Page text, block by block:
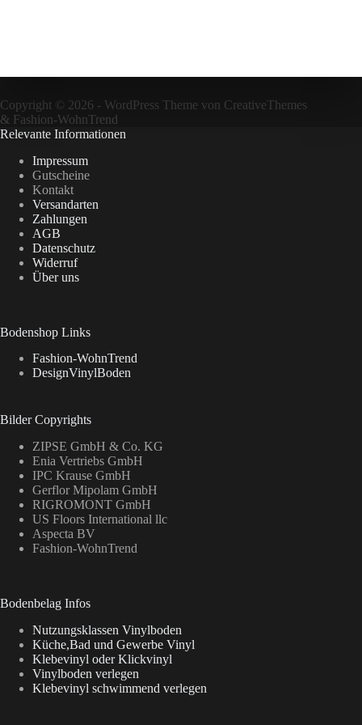
Copyright © 2026 - WordPress Theme von CreativeThemes
& Fashion-WohnTrend
Relevante Informationen
Impressum
Gutscheine
Kontakt
Versandarten
Zahlungen
AGB
Datenschutz
Widerruf
Über uns
Bodenshop Links
Fashion-WohnTrend
DesignVinylBoden
Bilder Copyrights
ZIPSE GmbH & Co. KG
Enia Vertriebs GmbH
IPC Krause GmbH
Gerflor Mipolam GmbH
RIGROMONT GmbH
US Floors International llc
Aspecta BV
Fashion-WohnTrend
Bodenbelag Infos
Nutzungsklassen Vinylboden
Küche,Bad und Gewerbe Vinyl
Klebevinyl oder Klickvinyl
Vinylboden verlegen
Klebevinyl schwimmend verlegen